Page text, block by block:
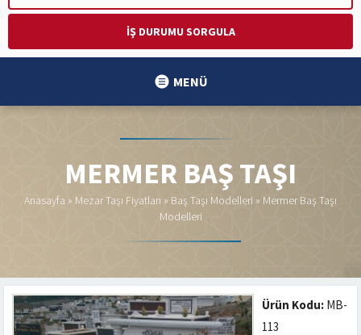
İŞ DURUMU SORGULA
MENÜ
MERMER BAŞ TAŞI
Anasayfa » Mezar Taşı Fiyatları » Baş Taşı Modelleri » Mermer Baş Taşı
Modelleri
Ürün Kodu: MB-
113